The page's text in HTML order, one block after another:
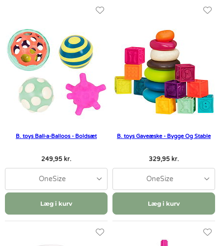
B. toys Ball-a-Balloos - Boldsæt
249,95 kr.
OneSize
Læg i kurv
B. toys Gaveæske - Bygge Og Stable
329,95 kr.
OneSize
Læg i kurv